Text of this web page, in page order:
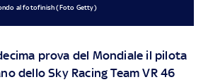
al fotofinish (Foto Getty)
prova del Mondiale il pilota
dello Sky Racing Team VR 46